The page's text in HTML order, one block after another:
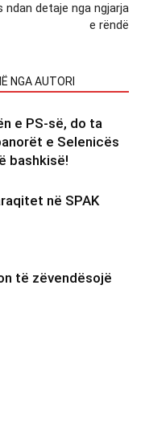
ndan detaje nga ngjarja
e rëndë
NGA AUTORI
e PS-së, do ta
e Selenicës
bashkisë!
në SPAK
të zëvendësojë